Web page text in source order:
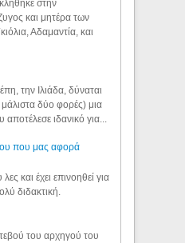
στην
και μητέρα των
Αδαμαντία, και
την Ιλιάδα, δύναται
μάλιστα δύο φορές) μια
ιδανικό για...
που μας αφορά
και έχει επινοηθεί για
διδακτική.
του αρχηγού του